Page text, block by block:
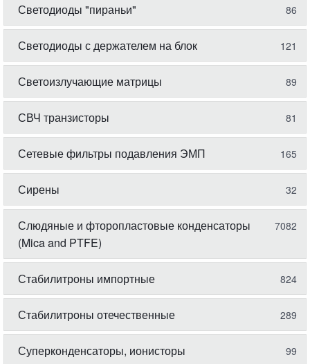
Светодиоды "пираньи" 86
Светодиоды с держателем на блок 121
Светоизлучающие матрицы 89
СВЧ транзисторы 81
Сетевые фильтры подавления ЭМП 165
Сирены 32
Слюдяные и фторопластовые конденсаторы
(Mica and PTFE)
7082
Стабилитроны импортные 824
Стабилитроны отечественные 289
Суперконденсаторы, ионисторы 99